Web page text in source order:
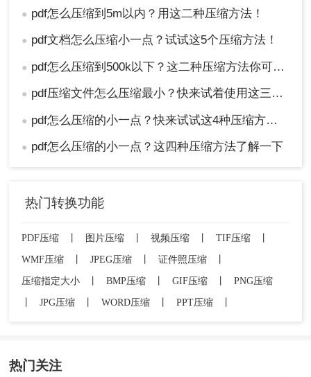
● pdf怎么压缩到5m以内？用这二种压缩方法！
● pdf文档怎么压缩小一点？试试这5个压缩方法！
● pdf怎么压缩到500k以下？这二种压缩方法你可以轻松学会！
● pdf压缩文件怎么压缩最小？快来试着使用这三种压缩方法！
● pdf怎么压缩的小一点？快来试试这4种压缩方法！
● pdf怎么压缩的小一点？这四种压缩方法了解一下
热门转换功能
PDF压缩 图片压缩 视频压缩 TIF压缩
WMF压缩
JPEG压缩 证件照压缩
压缩指定大小
BMP压缩 GIF压缩
PNG压缩
JPG压缩 WORD压缩 PPT压缩
热门关注